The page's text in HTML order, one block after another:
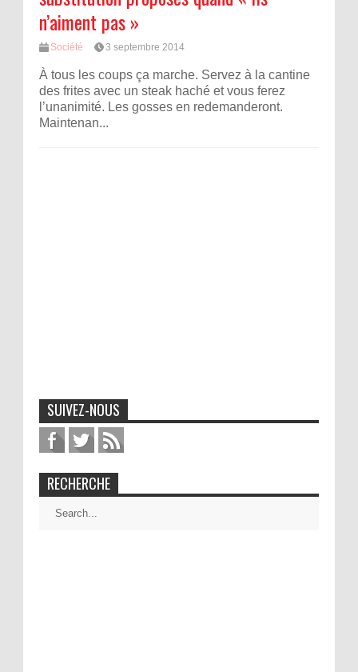
n’aiment pas »
Société 3 septembre 2014
À tous les coups ça marche. Servez à la cantine
des frites avec un steak haché et vous ferez
l’unanimité. Les gosses en redemanderont.
Maintenan...
SUIVEZ-NOUS
RECHERCHE